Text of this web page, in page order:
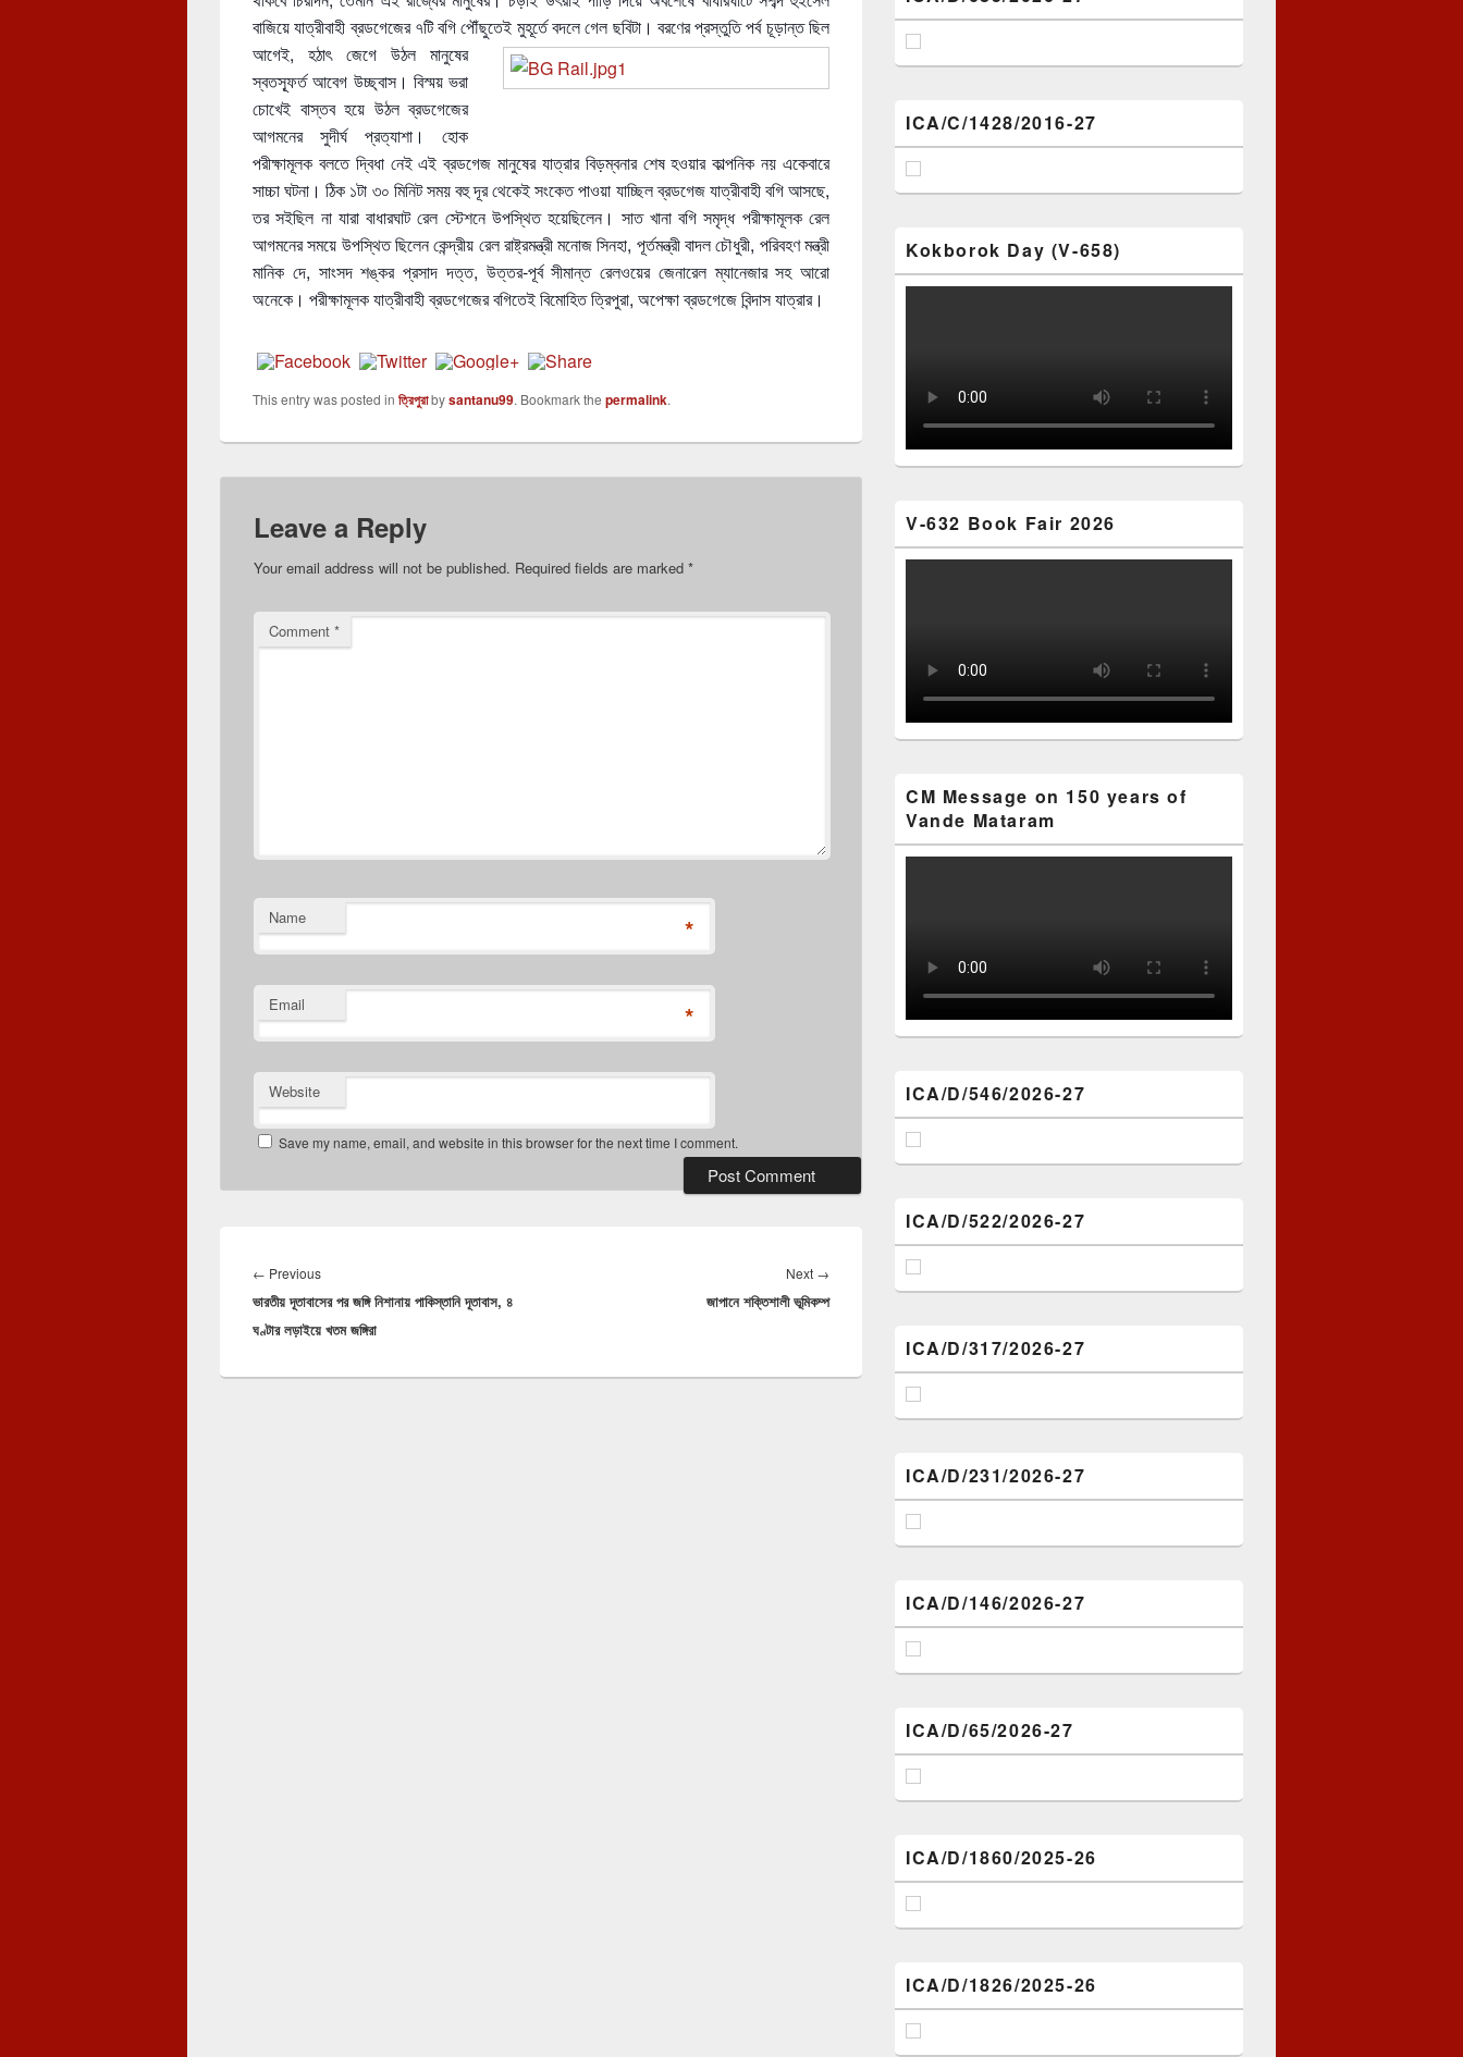
বাজিয়ে যাত্রীবাহী ব্রডগেজের ৭টি বগি পৌঁছুতেই মুহূর্তে বদলে গেল ছবিটা। বরণের প্রস্তুতি পর্ব চূড়ান্ত ছিল
আগেই, হঠাৎ জেগে উঠল মানুষের
স্বতস্ফূর্ত আবেগ উচ্ছ্বাস। বিস্ময় ভরা
চোখেই বাস্তব হয়ে উঠল ব্রডগেজের
আগমনের সুদীর্ঘ প্রত্যাশা। হোক
পরীক্ষামূলক বলতে দ্বিধা নেই এই ব্রডগেজ মানুষের যাত্রার বিড়ম্বনার শেষ হওয়ার কাল্পনিক নয় একেবারে
সাচ্চা ঘটনা। ঠিক ১টা ৩০ মিনিট সময় বহু দূর থেকেই সংকেত পাওয়া যাচ্ছিল ব্রডগেজ যাত্রীবাহী বগি আসছে,
তর সইছিল না যারা বাধারঘাট রেল স্টেশনে উপস্থিত হয়েছিলেন। সাত খানা বগি সমৃদ্ধ পরীক্ষামূলক রেল
আগমনের সময়ে উপস্থিত ছিলেন কেন্দ্রীয় রেল রাষ্ট্রমন্ত্রী মনোজ সিনহা, পূর্তমন্ত্রী বাদল চৌধুরী, পরিবহণ মন্ত্রী
মানিক দে, সাংসদ শঙ্কর প্রসাদ দত্ত, উত্তর-পূর্ব সীমান্ত রেলওয়ের জেনারেল ম্যানেজার সহ আরো
অনেকে। পরীক্ষামূলক যাত্রীবাহী ব্রডগেজের বগিতেই বিমোহিত ত্রিপুরা, অপেক্ষা ব্রডগেজে বিন্দাস যাত্রার।
This entry was posted in ত্রিপুরাbysantanu99. Bookmark the permalink.
Leave a Reply
Your email address will not be published. Required fields are marked *
Comment *
Name *
Email *
Website
Save my name, email, and website in this browser for the next time I comment.
navigation
← PreviousPrevious
post:
ভারতীয় দূতাবাসের পর জঙ্গি নিশানায় পাকিস্তানি দূতাবাস, ৪
ঘণ্টার লড়াইয়ে খতম জঙ্গিরা
Next →
post:
জাপানে শক্তিশালী ভূমিকম্প
ICA/C/1428/2016-27
Kokborok Day (V-658)
V-632 Book Fair 2026
CM Message on 150 years of
Vande Mataram
ICA/D/546/2026-27
ICA/D/522/2026-27
ICA/D/317/2026-27
ICA/D/231/2026-27
ICA/D/146/2026-27
ICA/D/65/2026-27
ICA/D/1860/2025-26
ICA/D/1826/2025-26